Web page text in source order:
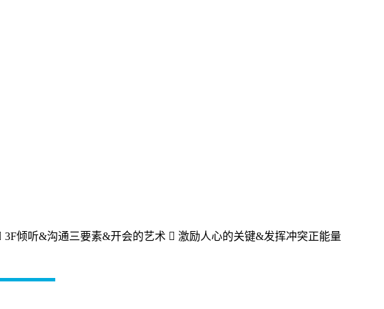
倾听&沟通三要素&开会的艺术  激励人心的关键&发挥冲突正能量